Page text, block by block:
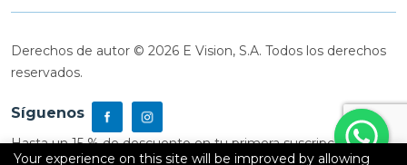
Derechos de autor © 2026 E Vision, S.A. Todos los derechos
reservados.
Síguenos
Hasta un 15 % de descuento en tu primera suscripción
Your experience on this site will be improved by allowing